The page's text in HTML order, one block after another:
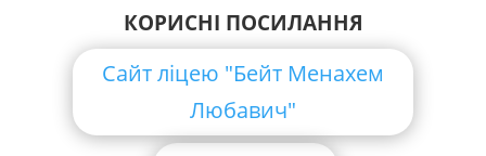
КОРИСНІ ПОСИЛАННЯ
Сайт ліцею "Бейт Менахем
Любавич"